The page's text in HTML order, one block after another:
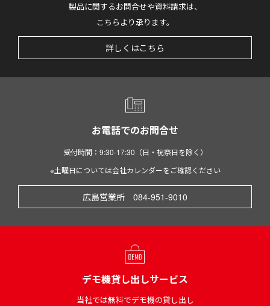
製品に関するお問合せや資料請求は、
こちらより承ります。
詳しくはこちら
お電話でのお問合せ
受付時間：9:30-17:30（日・祝祭日を除く）
※土曜日については会社カレンダーをご確認ください
広島営業所 084-951-9010
デモ機貸し出しサービス
当社では無料でデモ機の貸し出し